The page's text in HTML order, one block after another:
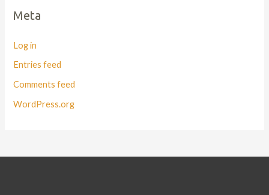
Meta
Log in
Entries feed
Comments feed
WordPress.org